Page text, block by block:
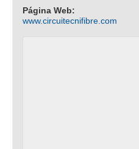
Página Web:
www.circuitecnifibre.com